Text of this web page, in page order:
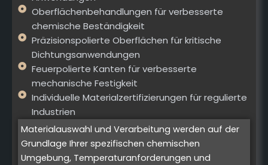
Oberflächenbehandlungen für verbesserte
chemische Beständigkeit
Präzisionspolierte Oberflächen für kritische
Dichtungsanwendungen
Feuerpolierte Kanten für verbesserte
mechanische Festigkeit
Individuelle Materialzertifizierungen für regulierte
Industrien
Materialauswahl und Verarbeitung werden auf der
Grundlage Ihrer spezifischen chemischen
Umgebung, Temperaturanforderungen und